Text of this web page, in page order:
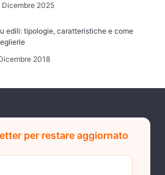
Dicembre 2025
edili: tipologie, caratteristiche e come
2018
per restare aggiornato